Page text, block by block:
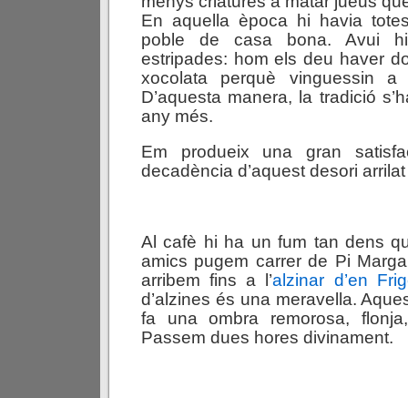
En aquella època hi havia
poble de casa bona. Avui
estripades: hom els deu haver
xocolata perquè vinguessin
D’aquesta manera, la tradició
any més.
Em produeix una gran
decadència d’aquest desori
Al cafè hi ha un fum tan dens
amics pugem carrer de Pi
arribem fins a l’alzinar d’en
d’alzines és una meravella.
fa una ombra remorosa,
Passem dues hores divinament.